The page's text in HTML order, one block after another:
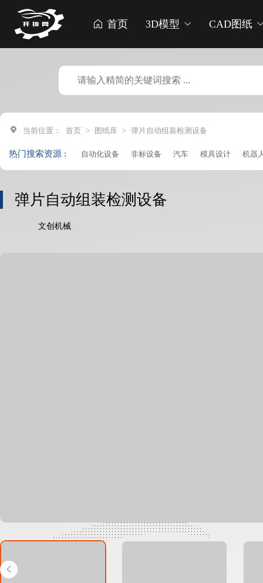
首页 3D模型 CAD图纸
当前位置： 首页 > 图纸库 > 弹片自动组装检测设备
热门搜索资源 : 自动化设备 非标设备 汽车 模具设计
机器
点胶机
生产线 贴标机 车床 打印机
破
加工中心
凸轮设备 注塑机
弹片自动组装检测设备
文创机械